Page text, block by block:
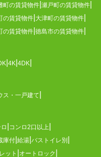
町の賃貸物件 瀬戸町の賃貸物件
の賃貸物件 大津町の賃貸物件
の賃貸物件 徳島市の賃貸物件
4K 4DK
ス・一戸建て
コンロ2口以上
庫付 給湯 バストイレ別
ット オートロック